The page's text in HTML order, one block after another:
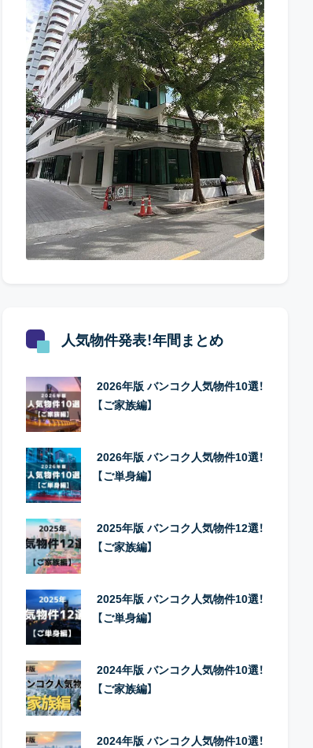
人気物件発表！年間まとめ
2026年版 バンコク人気物件10選！
【ご家族編】
2026年版 バンコク人気物件10選！
【ご単身編】
2025年版 バンコク人気物件12選！
【ご家族編】
2025年版 バンコク人気物件10選！
【ご単身編】
2024年版 バンコク人気物件10選！
【ご家族編】
2024年版 バンコク人気物件10選！